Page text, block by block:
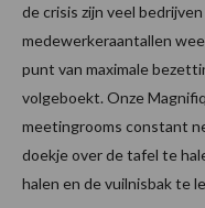
de crisis zijn veel
medewerkeraantallen
punt van maximale
volgeboekt. Onze
meetingrooms constant
doekje over de tafel te
halen en de vuilnisbak te